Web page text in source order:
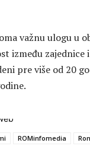
važnu ulogu u
između zajednice
pre više od 20
ROMinfomedia